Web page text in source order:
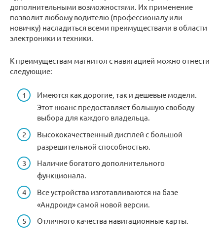
дополнительными возможностями. Их применение
позволит любому водителю (профессионалу или
новичку) насладиться всеми преимуществами в области
электроники и техники.
К преимуществам магнитол с навигацией можно отнести
следующие:
Имеются как дорогие, так и дешевые модели.
Этот нюанс предоставляет большую свободу
выбора для каждого владельца.
Высококачественный дисплей с большой
разрешительной способностью.
Наличие богатого дополнительного
функционала.
Все устройства изготавливаются на базе
«Андроид» самой новой версии.
Отличного качества навигационные карты.